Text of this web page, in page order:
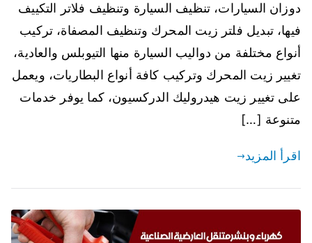
دوزان السيارات، تنظيف السيارة وتنظيف فلاتر التكييف
فيها، تبديل فلتر زيت المحرك وتنظيف المصفاة، تركيب
أنواع مختلفة من دواليب السيارة منها التيوبلس والعادية،
تغيير زيت المحرك وتركيب كافة أنواع البطاريات، ويعمل
على تغيير زيت هيدروليك الدركسيون، كما يوفر خدمات
متنوعة […]
اقرأ المزيد